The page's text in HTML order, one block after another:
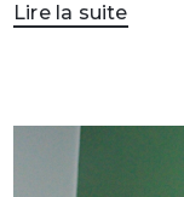
Lire la suite